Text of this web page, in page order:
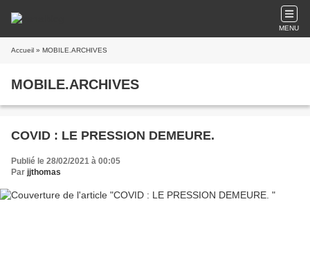
MENU
Accueil » MOBILE.ARCHIVES
MOBILE.ARCHIVES
COVID : LE PRESSION DEMEURE.
Publié le 28/02/2021 à 00:05
Par jjthomas